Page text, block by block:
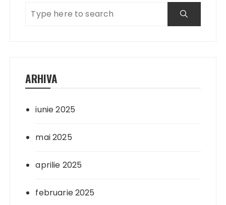
ARHIVA
iunie 2025
mai 2025
aprilie 2025
februarie 2025